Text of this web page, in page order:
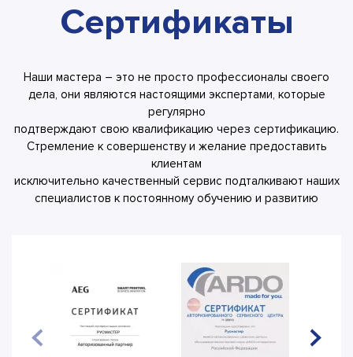
Сертификаты
Наши мастера – это не просто профессионалы своего
дела, они являются настоящими экспертами, которые
регулярно
подтверждают свою квалификацию через сертификацию.
Стремление к совершенству и желание предоставить
клиентам
исключительно качественный сервис подталкивают наших
специалистов к постоянному обучению и развитию